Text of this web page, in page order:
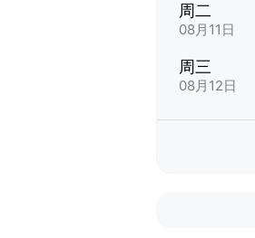
周二
08月11日
周三
08月12日